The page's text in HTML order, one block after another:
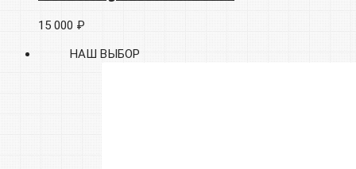
15 000 ₽
НАШ ВЫБОР